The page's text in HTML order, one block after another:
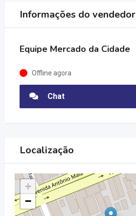
Informações do vendedor
Equipe Mercado da Cidade
Offline agora
Chat
Localização
+
−